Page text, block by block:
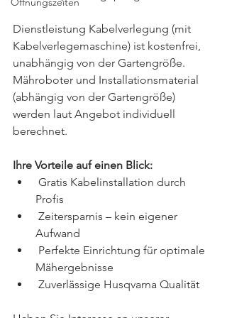
Dienstleistung Kabelverlegung (mit
Kabelverlegemaschine) ist kostenfrei,
unabhängig von der Gartengröße.
Mähroboter und Installationsmaterial
(abhängig von der Gartengröße)
werden laut Angebot individuell
berechnet.
Ihre Vorteile auf einen Blick:
Profis
Aufwand
Mähergebnisse
Zuverlässige Husqvarna Qualität